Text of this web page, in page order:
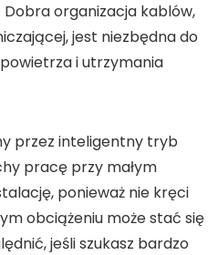
organizacja kablów,
jest niezbędna do
i utrzymania
przez inteligentny tryb
pracę przy małym
ponieważ nie kręci
obciążeniu może stać się
jeśli szukasz bardzo